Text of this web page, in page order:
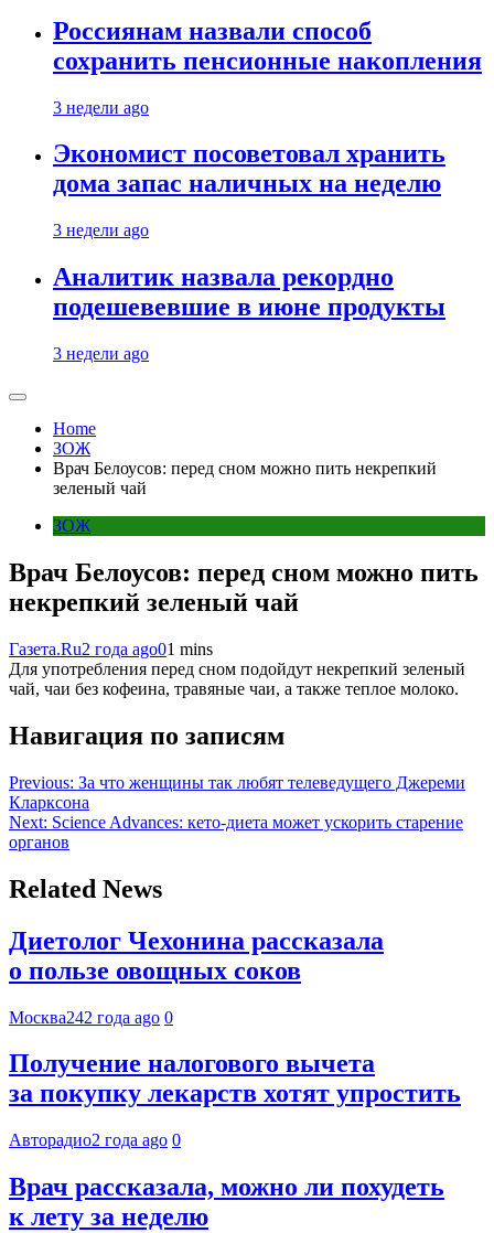
Россиянам назвали способ
сохранить пенсионные накопления
3 недели ago
Экономист посоветовал хранить
дома запас наличных на неделю
3 недели ago
Аналитик назвала рекордно
подешевевшие в июне продукты
3 недели ago
Home
ЗОЖ
Врач Белоусов: перед сном можно пить некрепкий
зеленый чай
ЗОЖ
Врач Белоусов: перед сном можно пить
некрепкий зеленый чай
Газета.Ru2 года ago01 mins
Для употребления перед сном подойдут некрепкий зеленый
чай, чаи без кофеина, травяные чаи, а также теплое молоко.
Навигация по записям
Previous: За что женщины так любят телеведущего Джереми
Кларксона
Next: Science Advances: кето-диета может ускорить старение
органов
Related News
Диетолог Чехонина рассказала
о пользе овощных соков
Москва242 года ago 0
Получение налогового вычета
за покупку лекарств хотят упростить
Авторадио2 года ago 0
Врач рассказала, можно ли похудеть
к лету за неделю